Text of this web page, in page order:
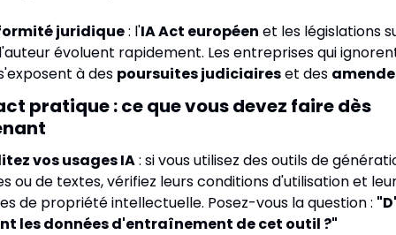
juridique : l'IA Act européen et les législations
évoluent rapidement. Les entreprises qui
à des poursuites judiciaires et des
pratique : ce que vous devez faire dès
vos usages IA : si vous utilisez des outils de
ou de textes, vérifiez leurs conditions d'utilisation et
de propriété intellectuelle. Posez-vous la question :
les données d'entraînement de cet outil ?"